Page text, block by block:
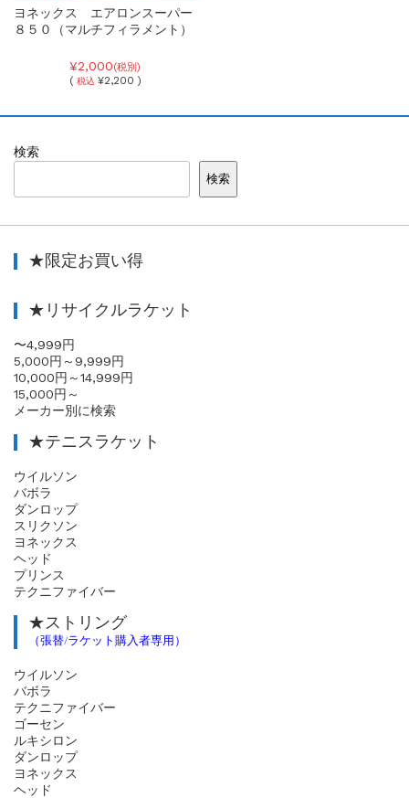
ヨネックス エアロンスーパー
８５０（マルチフィラメント）
¥2,000(税別)
( 税込 ¥2,200 )
検索
検索
★限定お買い得
★リサイクルラケット
〜4,999円
5,000円～9,999円
10,000円～14,999円
15,000円～
メーカー別に検索
★テニスラケット
ウイルソン
バボラ
ダンロップ
スリクソン
ヨネックス
ヘッド
プリンス
テクニファイバー
★ストリング
（張替/ラケット購入者専用）
ウイルソン
バボラ
テクニファイバー
ゴーセン
ルキシロン
ダンロップ
ヨネックス
ヘッド